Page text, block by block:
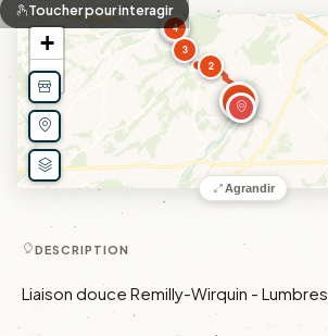
1
2
3
4
+
−
Toucher pour interagir
Agrandir
DESCRIPTION
Liaison douce Remilly-Wirquin - Lumbres